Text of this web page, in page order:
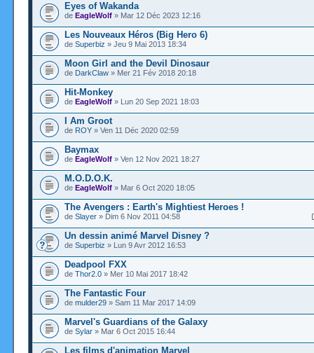
Eyes of Wakanda
de EagleWolf » Mar 12 Déc 2023 12:16
Les Nouveaux Héros (Big Hero 6)
de Superbiz » Jeu 9 Mai 2013 18:34
Moon Girl and the Devil Dinosaur
de DarkClaw » Mer 21 Fév 2018 20:18
Hit-Monkey
de EagleWolf » Lun 20 Sep 2021 18:03
I Am Groot
de ROY » Ven 11 Déc 2020 02:59
Baymax
de EagleWolf » Ven 12 Nov 2021 18:27
M.O.D.O.K.
de EagleWolf » Mar 6 Oct 2020 18:05
The Avengers : Earth's Mightiest Heroes !
de Slayer » Dim 6 Nov 2011 04:58
Un dessin animé Marvel Disney ?
de Superbiz » Lun 9 Avr 2012 16:53
Deadpool FXX
de Thor2.0 » Mer 10 Mai 2017 18:42
The Fantastic Four
de mulder29 » Sam 11 Mar 2017 14:09
Marvel's Guardians of the Galaxy
de Sylar » Mar 6 Oct 2015 16:44
Les films d'animation Marvel